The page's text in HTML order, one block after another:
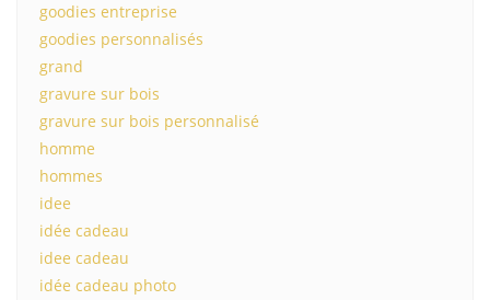
goodies entreprise
goodies personnalisés
grand
gravure sur bois
gravure sur bois personnalisé
homme
hommes
idee
idée cadeau
idee cadeau
idée cadeau photo